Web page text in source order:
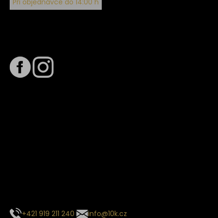
Při objednávce do 14:00 h
+421 919 211 240 info@10k.cz